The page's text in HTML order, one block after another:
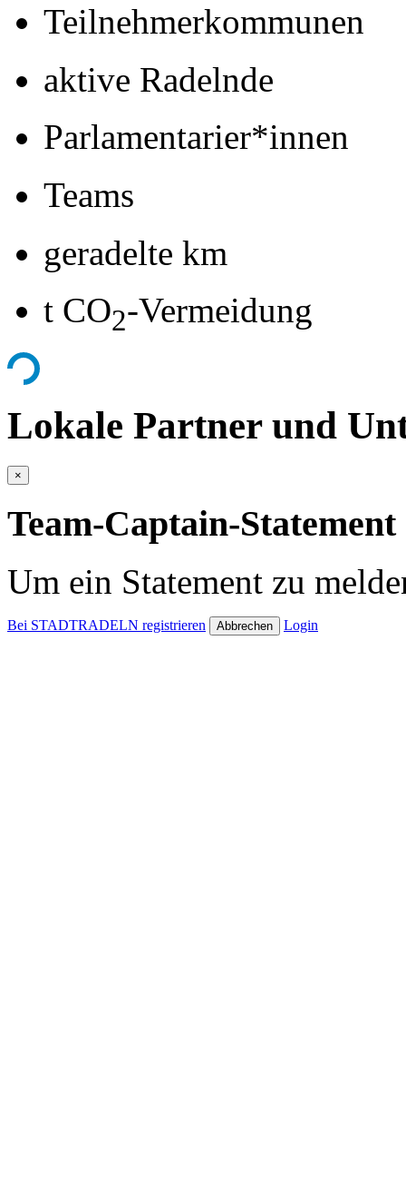
Teilnehmerkommunen
aktive Radelnde
Parlamentarier*innen
Teams
geradelte km
t CO2-Vermeidung
Lokale Partner und
×
Team-Captain-
Um ein Statement zu
Bei STADTRADELN registrieren Abbrechen Login